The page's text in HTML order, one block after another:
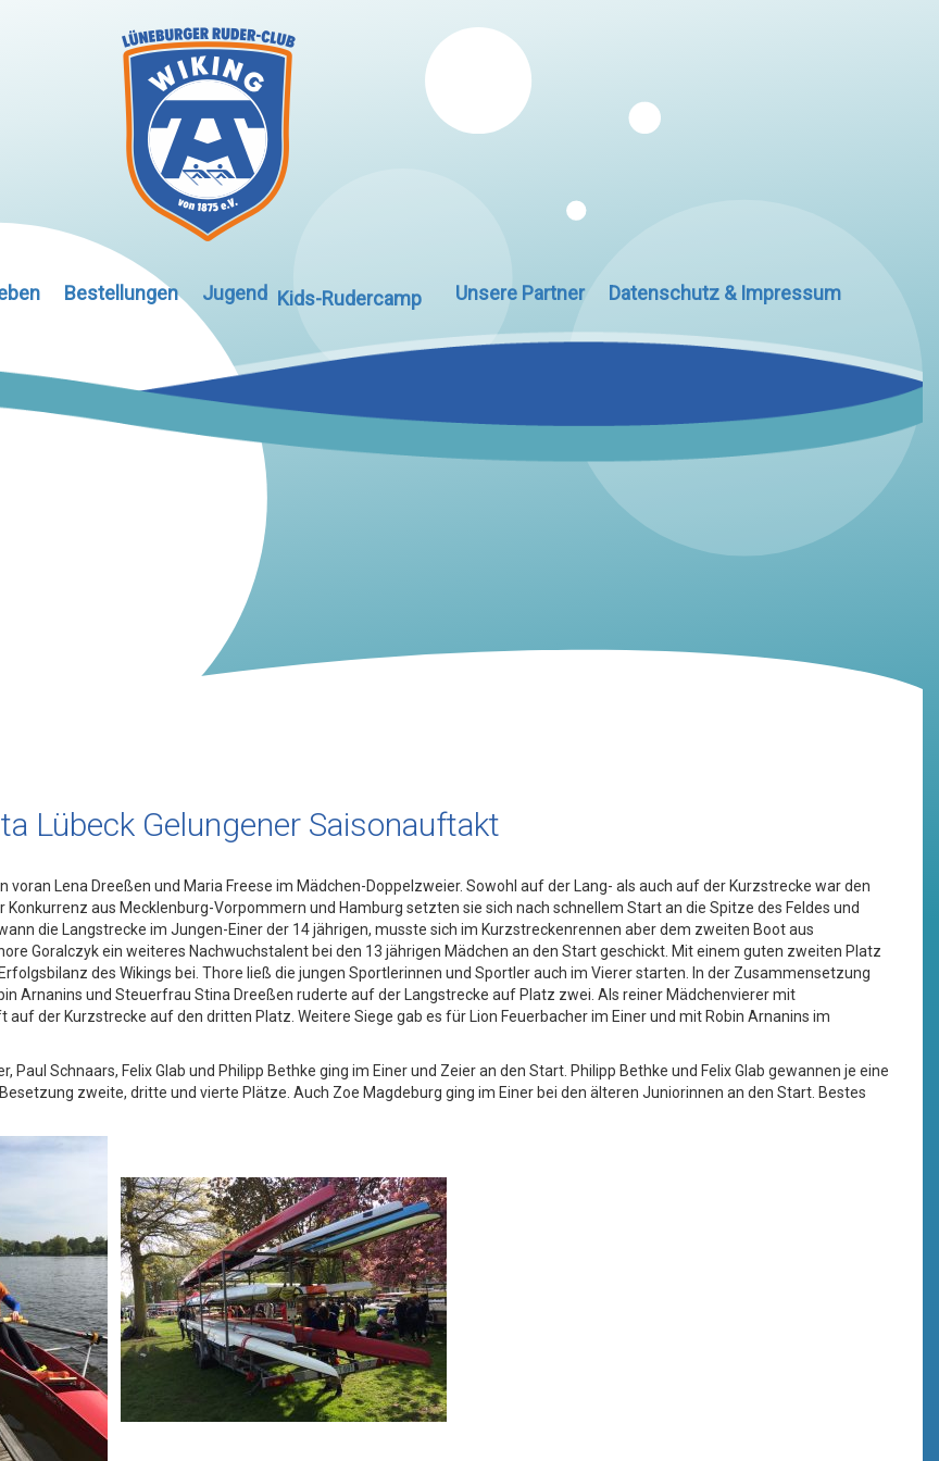
Bestellungen Jugend Kids-Rudercamp Unsere Partner Datenschutz & Impressum
Lübeck Gelungener Saisonauftakt
Lena Dreeßen und Maria Freese im Mädchen-Doppelzweier. Sowohl auf der Lang- als auch auf der Kurzstrecke war den
aus Mecklenburg-Vorpommern und Hamburg setzten sie sich nach schnellem Start an die Spitze des Feldes und
die Langstrecke im Jungen-Einer der 14 jährigen, musste sich im Kurzstreckenrennen aber dem zweiten Boot aus
Goralczyk ein weiteres Nachwuchstalent bei den 13 jährigen Mädchen an den Start geschickt. Mit einem guten zweiten Platz
des Wikings bei. Thore ließ die jungen Sportlerinnen und Sportler auch im Vierer starten. In der Zusammensetzung
Arnanins und Steuerfrau Stina Dreeßen ruderte auf der Langstrecke auf Platz zwei. Als reiner Mädchenvierer mit
der Kurzstrecke auf den dritten Platz. Weitere Siege gab es für Lion Feuerbacher im Einer und mit Robin Arnanins im
Paul Schnaars, Felix Glab und Philipp Bethke ging im Einer und Zeier an den Start. Philipp Bethke und Felix Glab gewannen je eine
zweite, dritte und vierte Plätze. Auch Zoe Magdeburg ging im Einer bei den älteren Juniorinnen an den Start. Bestes